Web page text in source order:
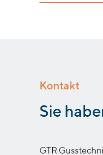
Kontakt
:
Sie
GTR